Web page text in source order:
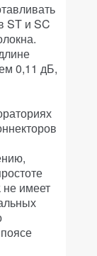
ST и SC
0,11 дБ,
не имеет